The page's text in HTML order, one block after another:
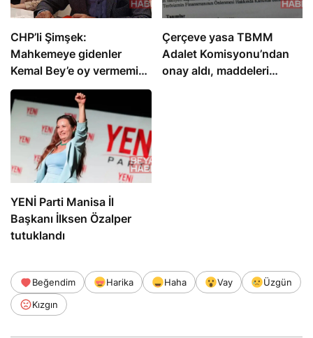
CHP’li Şimşek:
Mahkemeye gidenler
Kemal Bey’e oy vermemiş
kişiler
Çerçeve yasa TBMM
Adalet Komisyonu’ndan
onay aldı, maddeleri
YENİ Parti Manisa İl
Başkanı İlksen Özalper
tutuklandı
Beğendim Harika Haha Vay
Üzgün
Kızgın